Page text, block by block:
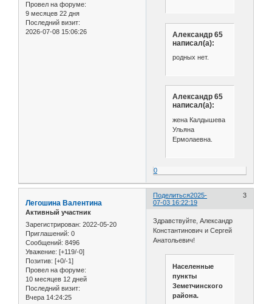
Провел на форуме:
9 месяцев 22 дня
Последний визит:
2026-07-08 15:06:26
Александр 65
написал(а):
родных нет.
Александр 65
написал(а):
жена Калдышева
Ульяна
Ермолаевна.
0
Поделиться 3
2025-
07-03 16:22:19
Легошина Валентина
Активный участник
Зарегистрирован: 2022-05-20
Приглашений: 0
Сообщений: 8496
Уважение: [+119/-0]
Позитив: [+0/-1]
Провел на форуме:
10 месяцев 12 дней
Последний визит:
Вчера 14:24:25
Здравствуйте, Александр
Константинович и Сергей
Анатольевич!
Населенные
пункты
Земетчинского
района.